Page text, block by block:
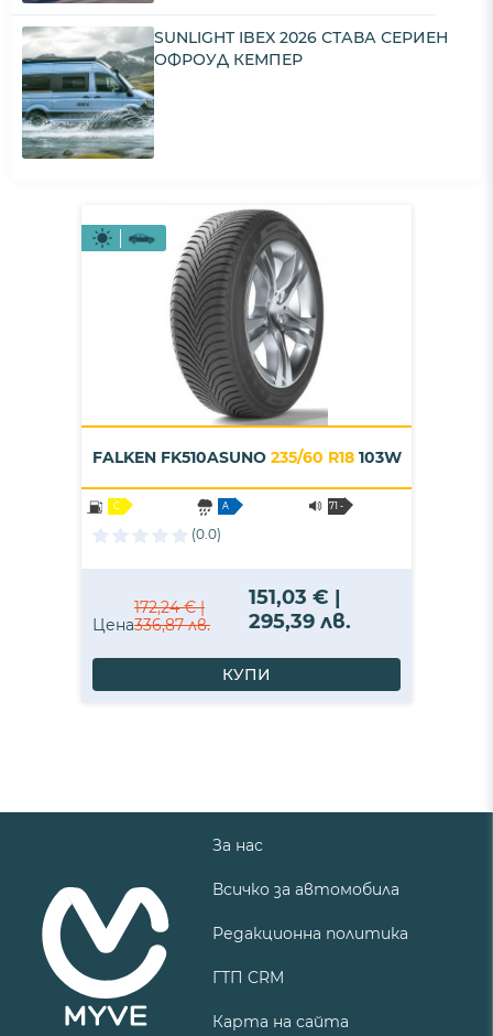
SUNLIGHT IBEX 2026 СТАВА СЕРИЕН
ОФРОУД КЕМПЕР
FALKEN FK510ASUNO 235/60 R18 103W
C A
71 -
(0.0)
Цена
172,24 € |
336,87 лв.
151,03 € |
295,39 лв.
КУПИ
За нас
Всичко за автомобила
Редакционна политика
ГТП CRM
Карта на сайта